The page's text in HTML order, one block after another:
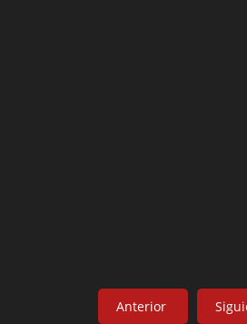
Anterior